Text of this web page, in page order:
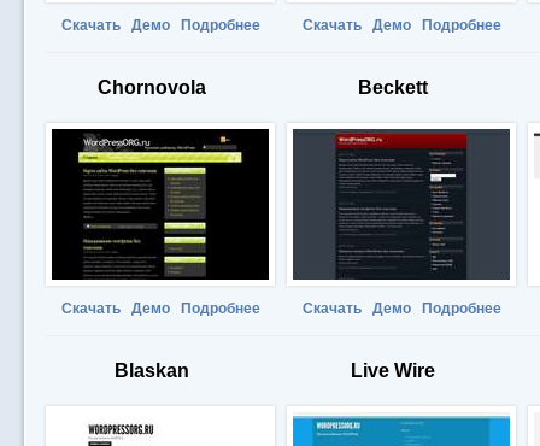
Скачать Демо Подробнее Скачать Демо Подробнее
Chornovola
Скачать Демо Подробнее
Beckett
Скачать Демо Подробнее
Blaskan Live Wire